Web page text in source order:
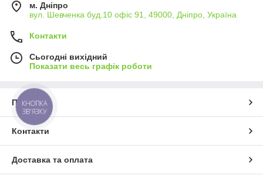
м. Дніпро
вул. Шевченка буд.10 офіс 91, 49000, Дніпро, Україна
Контакти
Сьогодні вихідний
Показати весь графік роботи
Про нас
Контакти
Доставка та оплата
КНОПКА
ЗВ'ЯЗКУ